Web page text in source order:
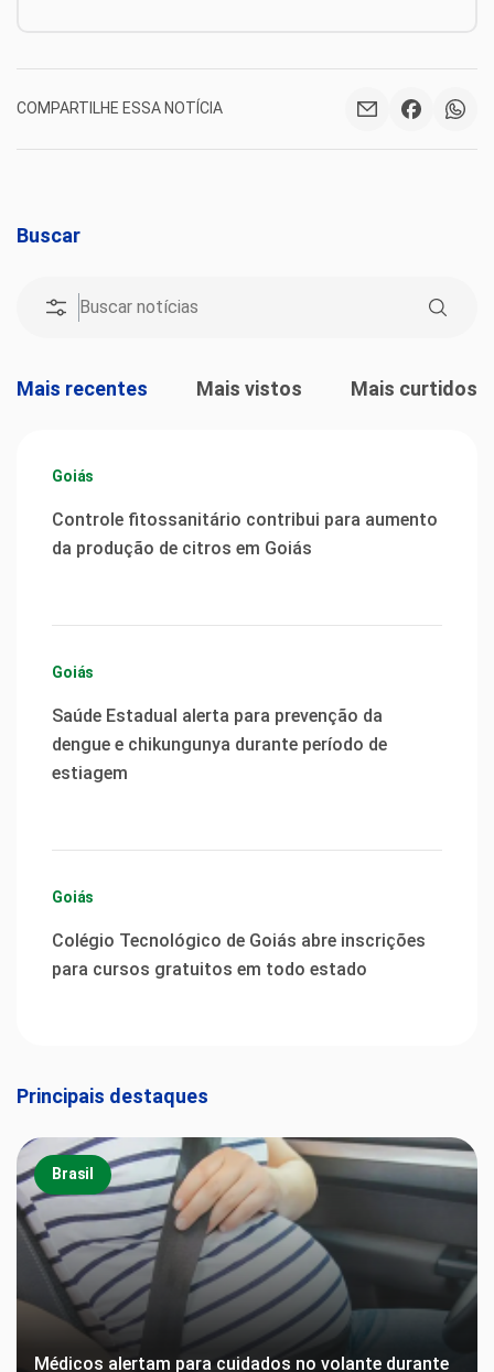
COMPARTILHE ESSA NOTÍCIA
Buscar
Mais recentes Mais vistos Mais curtidos
Goiás
Controle fitossanitário contribui para aumento
da produção de citros em Goiás
Goiás
Saúde Estadual alerta para prevenção da
dengue e chikungunya durante período de
estiagem
Goiás
Colégio Tecnológico de Goiás abre inscrições
para cursos gratuitos em todo estado
Principais destaques
Brasil
Médicos alertam para cuidados no volante durante